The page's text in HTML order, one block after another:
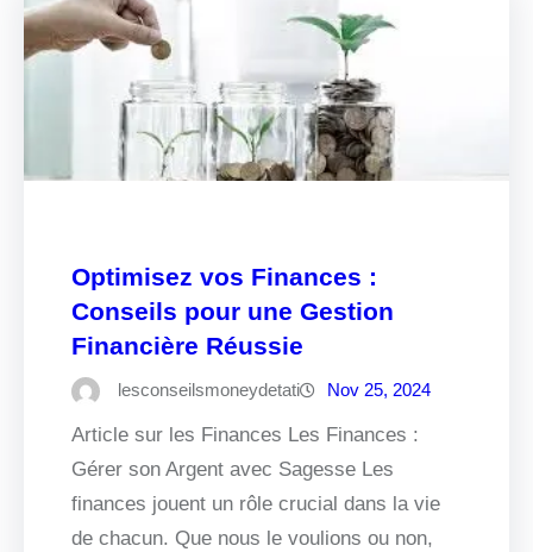
Optimisez vos Finances :
Conseils pour une Gestion
Financière Réussie
lesconseilsmoneydetati Nov 25, 2024
Article sur les Finances Les Finances :
Gérer son Argent avec Sagesse Les
finances jouent un rôle crucial dans la vie
de chacun. Que nous le voulions ou non,